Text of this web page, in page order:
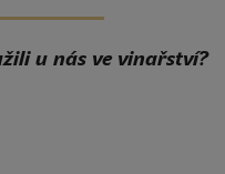
u nás ve vinařství?